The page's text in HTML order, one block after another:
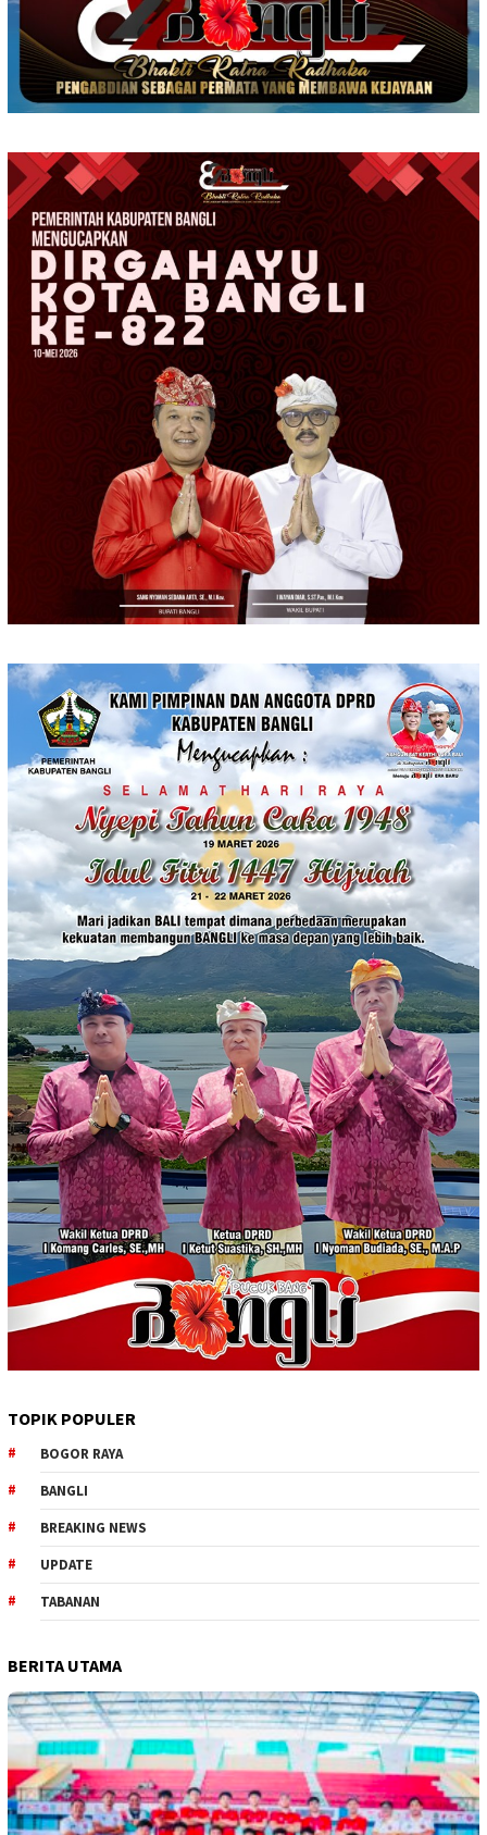
TOPIK POPULER
BOGOR RAYA
BANGLI
BREAKING NEWS
UPDATE
TABANAN
BERITA UTAMA